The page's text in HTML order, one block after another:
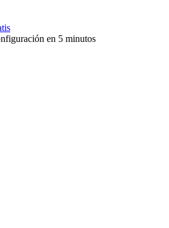
en 5 minutos